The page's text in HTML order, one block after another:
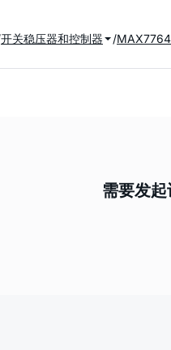
开关稳压器和控制器
需要发